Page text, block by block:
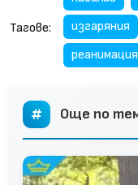
Тагове:
изгаряния
реанимация
Още по